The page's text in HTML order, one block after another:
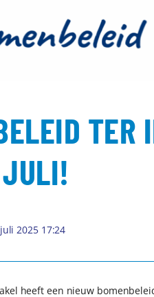
TER
2025 17:24
heeft een nieuw